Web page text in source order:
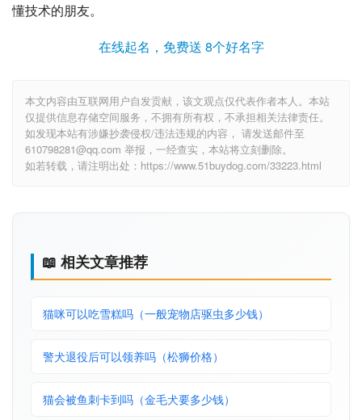
懂技术的朋友。
在线起名，免费送 8个好名字
本文内容由互联网用户自发贡献，该文观点仅代表作者本人。本站
仅提供信息存储空间服务，不拥有所有权，不承担相关法律责任。
如发现本站有涉嫌抄袭侵权/违法违规的内容， 请发送邮件至
610798281@qq.com 举报，一经查实，本站将立刻删除。
如若转载，请注明出处：https://www.51buydog.com/33223.html
📖 相关文章推荐
猫咪可以吃雪糕吗（一般宠物店驱虫多少钱）
警犬退役后可以领养吗（松狮价格）
猫会被鱼刺卡到吗（金毛犬要多少钱）